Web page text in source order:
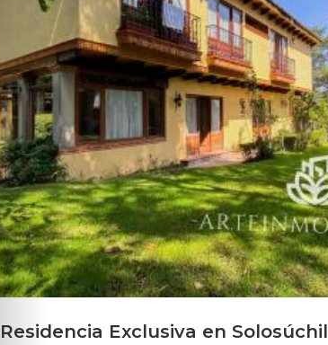
Residencia Exclusiva en Solosúchil